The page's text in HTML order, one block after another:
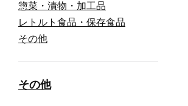
惣菜・漬物・加工品
レトルト食品・保存食品
その他
その他